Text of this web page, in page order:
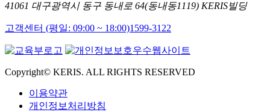
41061 대구광역시 동구 동내로 64(동내동1119) KERIS빌딩
고객센터 (평일: 09:00 ~ 18:00)1599-3122
Copyright© KERIS. ALL RIGHTS RESERVED
이용약관
개인정보처리방침